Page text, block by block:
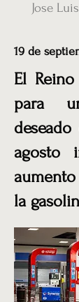
Jose
19 de
El
para
agosto
la